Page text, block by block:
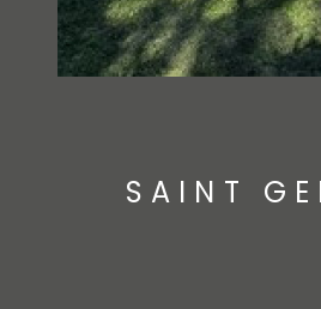
SAINT